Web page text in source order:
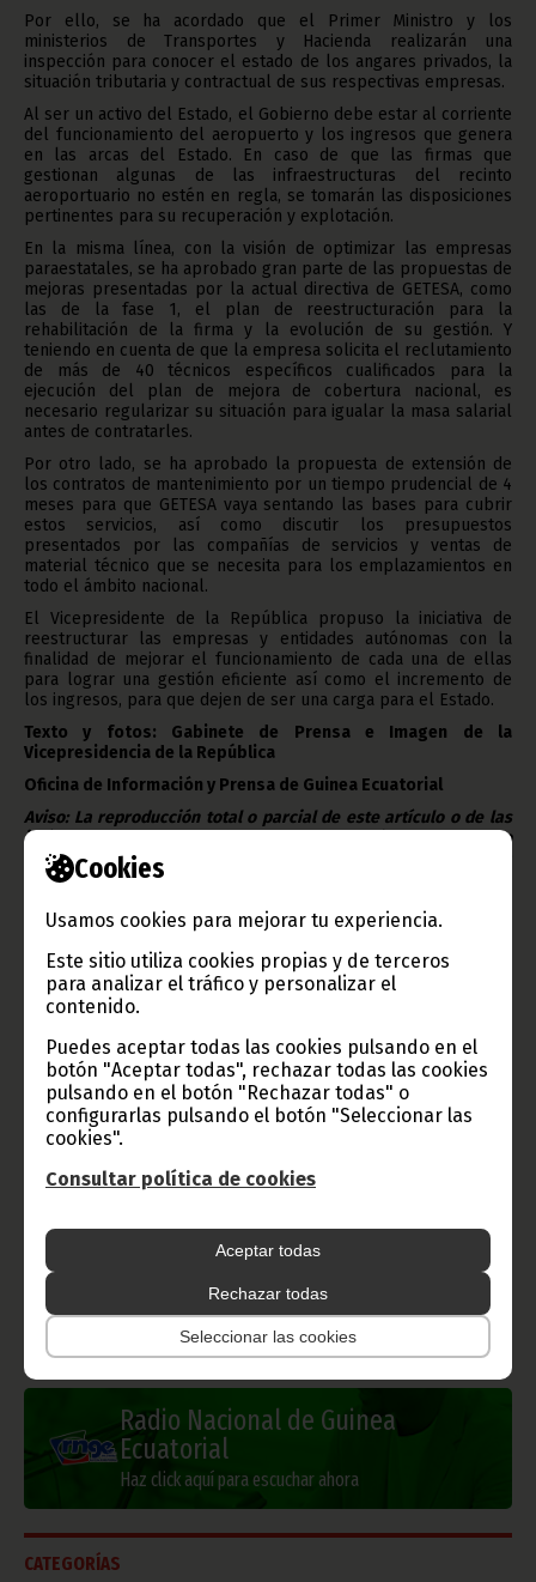
Cookies
Usamos cookies para mejorar tu experiencia.
Este sitio utiliza cookies propias y de terceros
para analizar el tráfico y personalizar el
contenido.
Puedes aceptar todas las cookies pulsando en el
botón "Aceptar todas", rechazar todas las cookies
pulsando en el botón "Rechazar todas" o
configurarlas pulsando el botón "Seleccionar las
cookies".
Consultar política de cookies
Aceptar todas
Rechazar todas
Seleccionar las cookies
Por ello, se ha acordado que el Primer Ministro y los
ministerios de Transportes y Hacienda realizarán una
inspección para conocer el estado de los angares privados, la
situación tributaria y contractual de sus respectivas empresas.
Al ser un activo del Estado, el Gobierno debe estar al corriente
del funcionamiento del aeropuerto y los ingresos que genera
en las arcas del Estado. En caso de que las firmas que
gestionan algunas de las infraestructuras del recinto
aeroportuario no estén en regla, se tomarán las disposiciones
pertinentes para su recuperación y explotación.
En la misma línea, con la visión de optimizar las empresas
paraestatales, se ha aprobado gran parte de las propuestas de
mejoras presentadas por la actual directiva de GETESA, como
las de la fase 1, el plan de reestructuración para la
rehabilitación de la firma y la evolución de su gestión. Y
teniendo en cuenta de que la empresa solicita el reclutamiento
de más de 40 técnicos específicos cualificados para la
ejecución del plan de mejora de cobertura nacional, es
necesario regularizar su situación para igualar la masa salarial
antes de contratarles.
Por otro lado, se ha aprobado la propuesta de extensión de
los contratos de mantenimiento por un tiempo prudencial de 4
meses para que GETESA vaya sentando las bases para cubrir
estos servicios, así como discutir los presupuestos
presentados por las compañías de servicios y ventas de
material técnico que se necesita para los emplazamientos en
todo el ámbito nacional.
El Vicepresidente de la República propuso la iniciativa de
reestructurar las empresas y entidades autónomas con la
finalidad de mejorar el funcionamiento de cada una de ellas
para lograr una gestión eficiente así como el incremento de
los ingresos, para que dejen de ser una carga para el Estado.
Texto y fotos: Gabinete de Prensa e Imagen de la
Vicepresidencia de la República
Oficina de Información y Prensa de Guinea Ecuatorial
Aviso: La reproducción total o parcial de este artículo o de las
imágenes que lo acompañen debe hacerse, siempre y en todo
lugar, con la mención de la fuente de origen de la misma
(Oficina de Información y Prensa de Guinea Ecuatorial).
Gobierno e Instituciones
Información de Guinea Ecuatorial
TVGE
Radio Nacional de Guinea
Ecuatorial
Haz click aquí para escuchar ahora
CATEGORÍAS